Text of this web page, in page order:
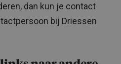
dan kun je contact
bij Driessen